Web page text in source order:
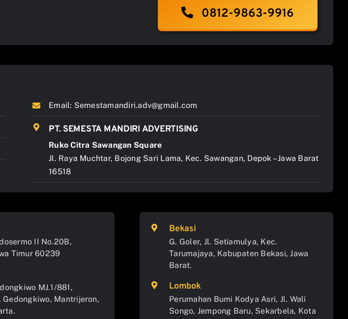
0812-9863-9916
Email: Semestamandiri.adv@gmail.com
PT. SEMESTA MANDIRI ADVERTISING
Ruko Citra Sawangan Square
Jl. Raya Muchtar, Bojong Sari Lama, Kec. Sawangan, Depok – Jawa Barat
16518
II No.20B,
Timur 60239
MJ.1/881,
Gedongkiwo, Mantrijeron,
Bekasi
G. Goler, Jl. Setiamulya, Kec.
Tarumajaya, Kabupaten Bekasi, Jawa
Barat.
Lombok
Perumahan Bumi Kodya Asri, Jl. Wali
Songo, Jempong Baru, Sekarbela, Kota